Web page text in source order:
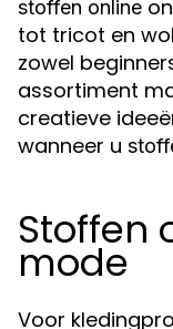
stoffen online
tot tricot en
zowel
assortiment
creatieve
wanneer u
Stoffen
mode
Voor